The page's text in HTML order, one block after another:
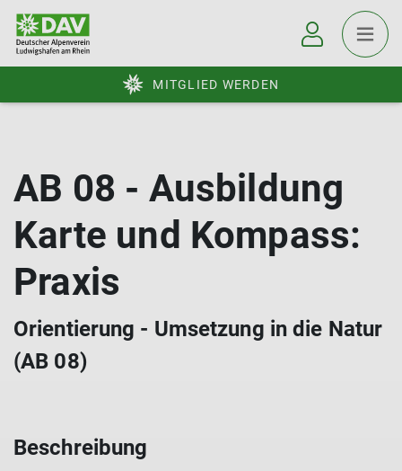
MITGLIED WERDEN
AB 08 - Ausbildung
Karte und Kompass:
Praxis
Orientierung - Umsetzung in die Natur
(AB 08)
Beschreibung